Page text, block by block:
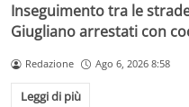
Inseguimento tra le
Giugliano arrestati con
Redazione Ago 6, 2026 8:58
Leggi di più